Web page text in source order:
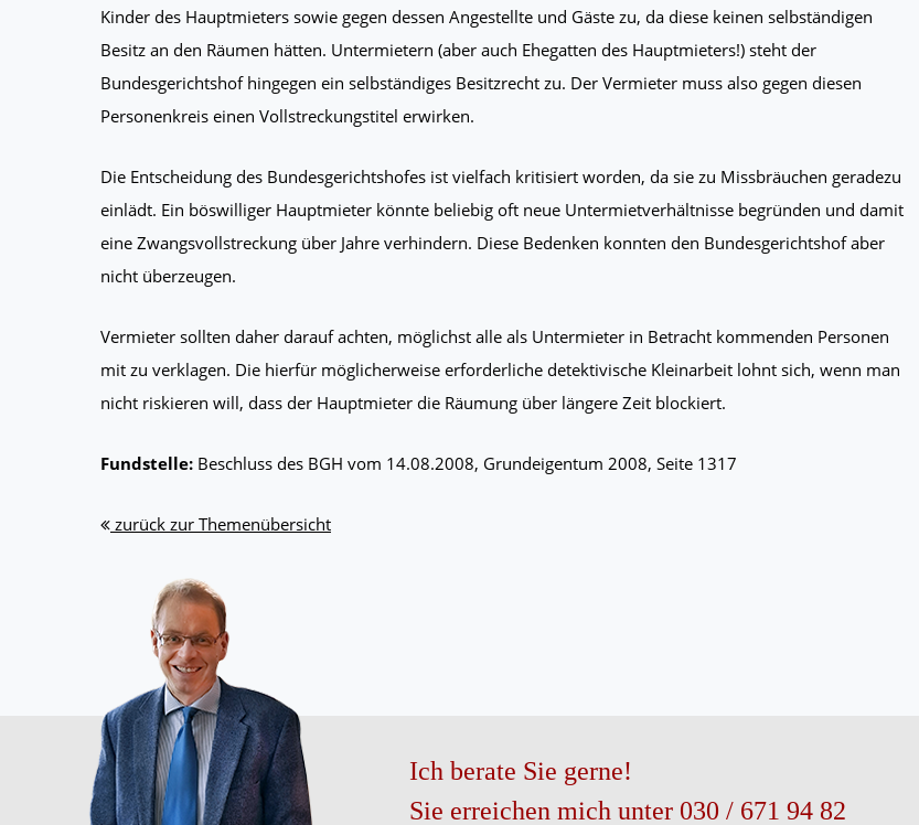
Kinder des Hauptmieters sowie gegen dessen Angestellte und Gäste zu, da diese keinen selbständigen
Besitz an den Räumen hätten. Untermietern (aber auch Ehegatten des Hauptmieters!) steht der
Bundesgerichtshof hingegen ein selbständiges Besitzrecht zu. Der Vermieter muss also gegen diesen
Personenkreis einen Vollstreckungstitel erwirken.
Die Entscheidung des Bundesgerichtshofes ist vielfach kritisiert worden, da sie zu Missbräuchen geradezu
einlädt. Ein böswilliger Hauptmieter könnte beliebig oft neue Untermietverhältnisse begründen und damit
eine Zwangsvollstreckung über Jahre verhindern. Diese Bedenken konnten den Bundesgerichtshof aber
nicht überzeugen.
Vermieter sollten daher darauf achten, möglichst alle als Untermieter in Betracht kommenden Personen
mit zu verklagen. Die hierfür möglicherweise erforderliche detektivische Kleinarbeit lohnt sich, wenn man
nicht riskieren will, dass der Hauptmieter die Räumung über längere Zeit blockiert.
Fundstelle: Beschluss des BGH vom 14.08.2008, Grundeigentum 2008, Seite 1317
zurück zur Themenübersicht
Ich berate Sie gerne!
Sie erreichen mich unter 030 / 671 94 82